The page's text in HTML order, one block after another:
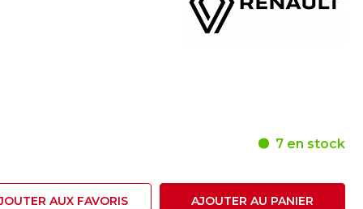
7 en stock
AUX FAVORIS AJOUTER AU PANIER